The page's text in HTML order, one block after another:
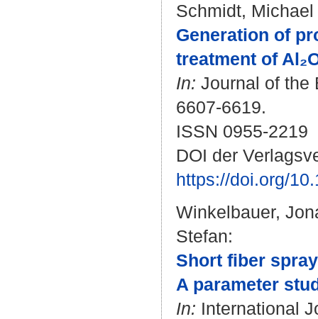
Schmidt, Michael
Generation of
treatment of
In: Journal of the
6607-6619.
ISSN 0955-2219
DOI der
https://doi.org/
Winkelbauer,
Stefan:
Short fiber
A parameter
In: International